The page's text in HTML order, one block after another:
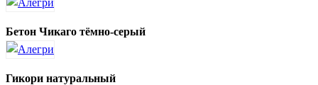
Бетон Чикаго тёмно-серый
Гикори натуральный